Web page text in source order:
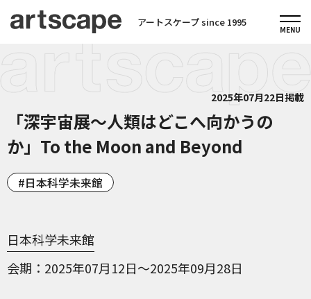
アートスケープ since 1995
2025年07月22日掲載
「深宇宙展～人類はどこへ向かうの
か」To the Moon and Beyond
日本科学未来館
日本科学未来館
会期
2025年07月12日～2025年09月28日